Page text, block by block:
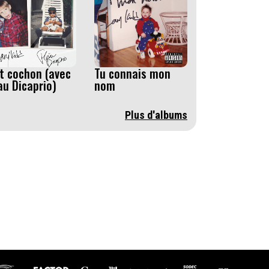
cochon (avec
Dicaprio)
Tu connais mon
nom
Plus d'albums